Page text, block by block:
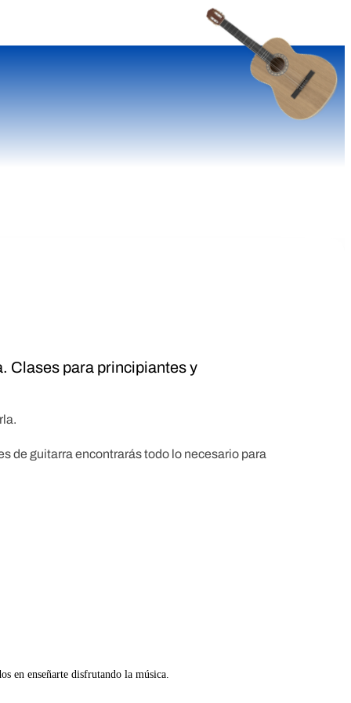
Clases para principiantes y
de guitarra encontrarás todo lo necesario para
en enseñarte disfrutando la música.